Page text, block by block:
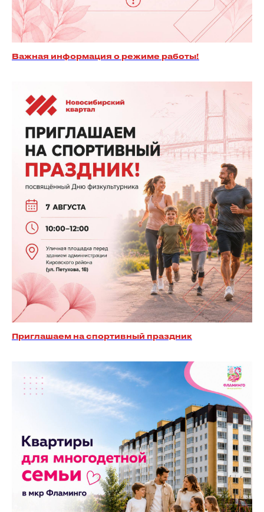
Важная информация о режиме работы!
Приглашаем на спортивный праздник